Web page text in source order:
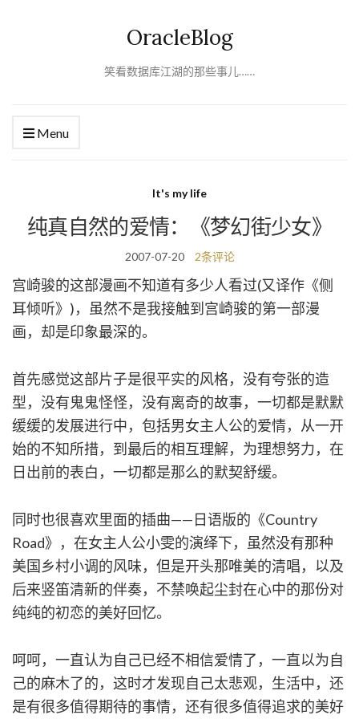
OracleBlog
笑看数据库江湖的那些事儿……
Menu
It's my life
纯真自然的爱情：《梦幻街少女》
2007-07-20 2条评论
宫崎骏的这部漫画不知道有多少人看过(又译作《侧
耳倾听》)，虽然不是我接触到宫崎骏的第一部漫
画，却是印象最深的。
首先感觉这部片子是很平实的风格，没有夸张的造
型，没有鬼鬼怪怪，没有离奇的故事，一切都是默默
缓缓的发展进行中，包括男女主人公的爱情，从一开
始的不知所措，到最后的相互理解，为理想努力，在
日出前的表白，一切都是那么的默契舒缓。
同时也很喜欢里面的插曲——日语版的《Country
Road》，在女主人公小雯的演绎下，虽然没有那种
美国乡村小调的风味，但是开头那唯美的清唱，以及
后来竖笛清新的伴奏，不禁唤起尘封在心中的那份对
纯纯的初恋的美好回忆。
呵呵，一直认为自己已经不相信爱情了，一直以为自
己的麻木了的，这时才发现自己太悲观，生活中，还
是有很多值得期待的事情，还有很多值得追求的美好